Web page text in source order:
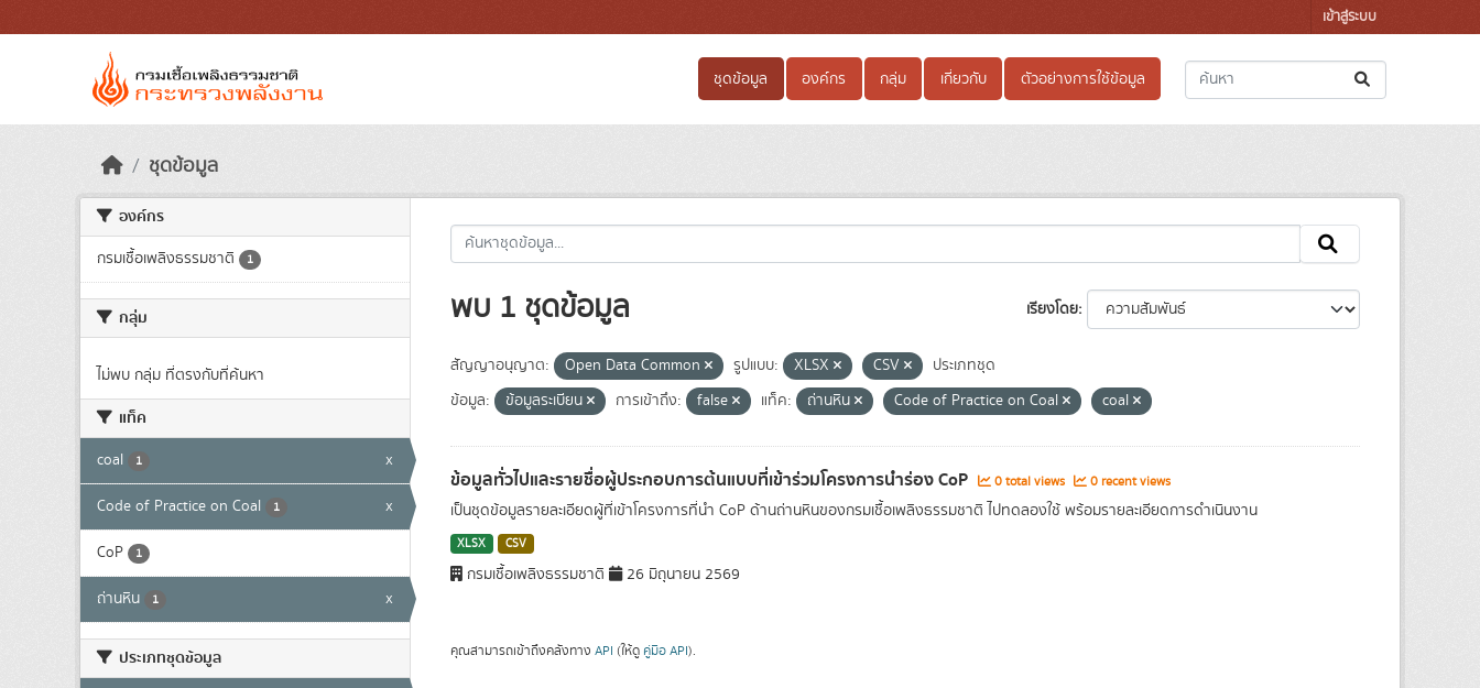
เข้าสู่ระบบ
ชุดข้อมูล องค์กร กลุ่ม เกี่ยวกับ ตัวอย่างการใช้ข้อมูล
ชุดข้อมูล
องค์กร
กรมเชื้อเพลิงธรรมชาติ 1
กลุ่ม
ไม่พบ กลุ่ม ที่ตรงกับที่ค้นหา
แท็ค
coal 1 x
Code of Practice on Coal 1 x
CoP 1
ถ่านหิน 1 x
ประเภทชุดข้อมูล
เรียงโดย
พบ 1 ชุดข้อมูล
สัญญาอนุญาต: Open Data Common รูปแบบ: XLSX CSV
ประเภทชุด
ข้อมูล:
ข้อมูลระเบียน การเข้าถึง: false แท็ค: ถ่านหิน Code of Practice on Coal coal
ข้อมูลทั่วไปและรายชื่อผู้ประกอบการต้นแบบที่เข้าร่วมโครงการนำร่อง CoP 0 total views 0 recent views
เป็นชุดข้อมูลรายละเอียดผู้ที่เข้าโครงการที่นำ CoP ด้านถ่านหินของกรมเชื้อเพลิงธรรมชาติ ไปทดลองใช้ พร้อมรายละเอียดการดำเนินงาน
XLSX CSV
กรมเชื้อเพลิงธรรมชาติ 26 มิถุนายน 2569
คุณสามารถเข้าถึงคลังทาง API (ให้ดู คู่มือ API).